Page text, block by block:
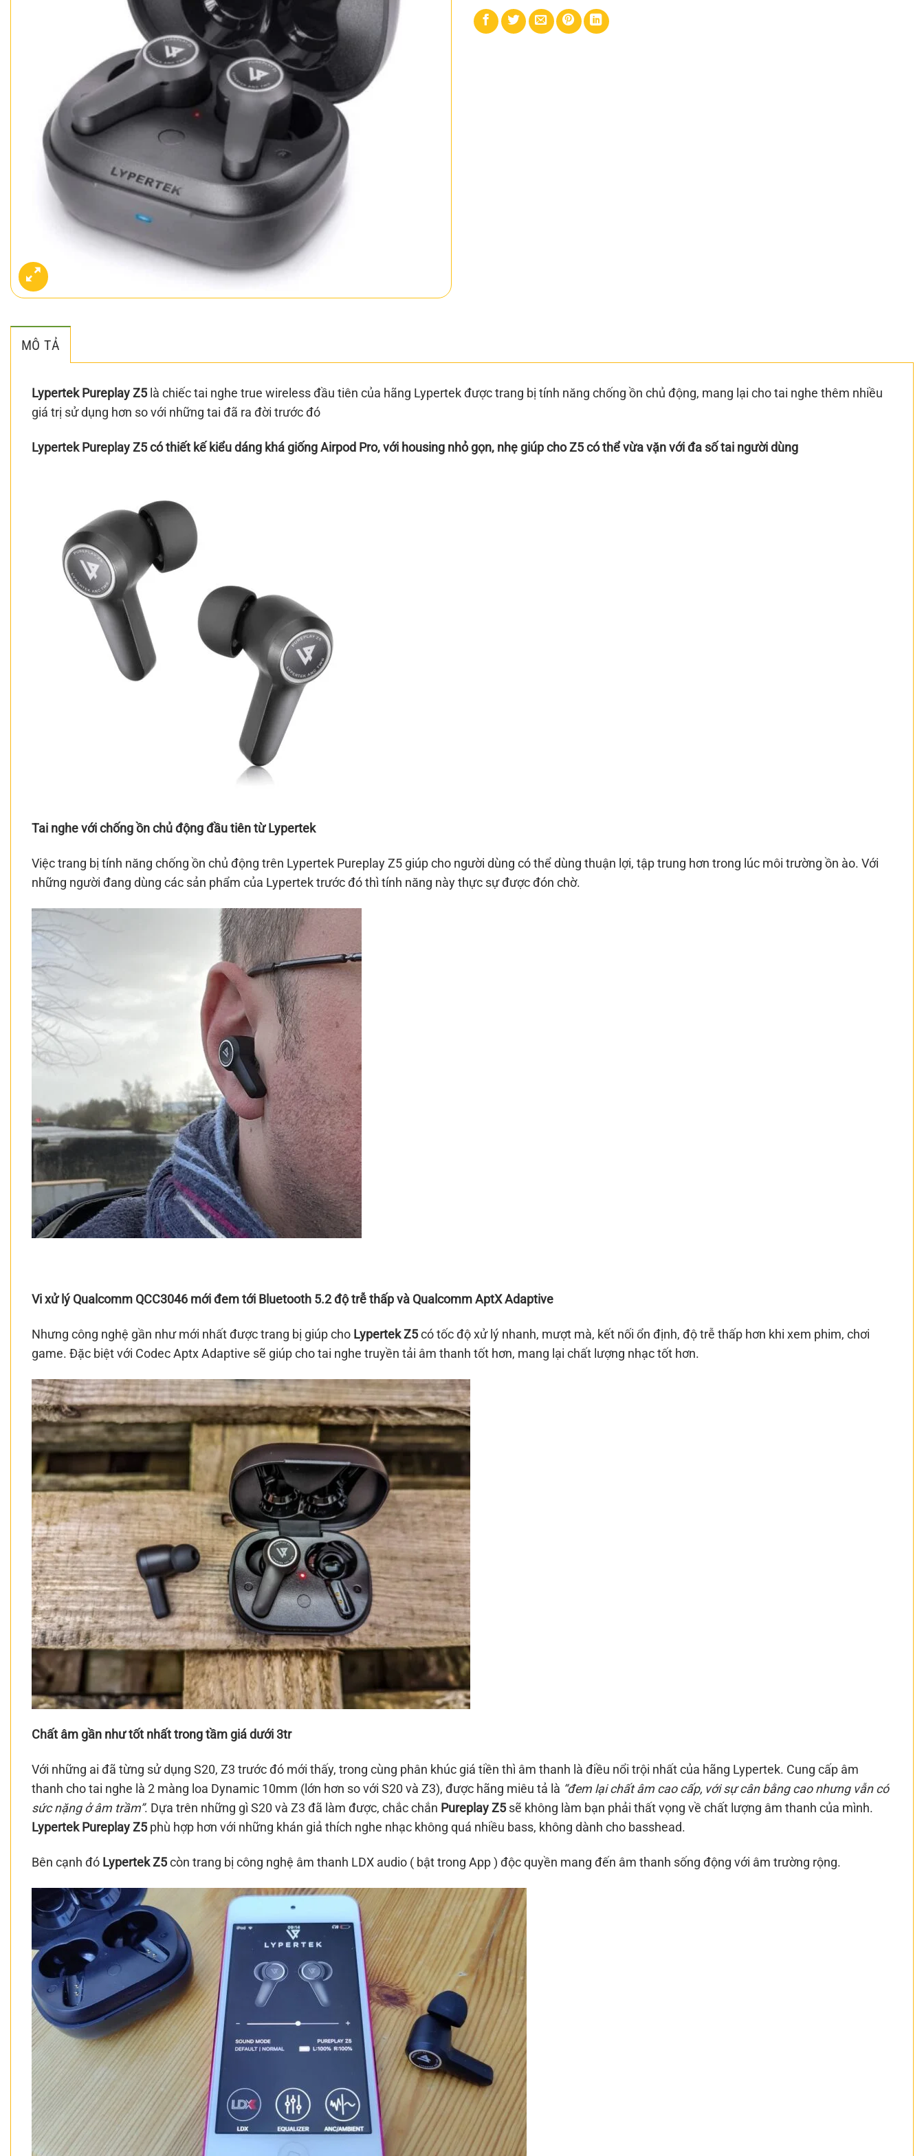
MÔ TẢ
Lypertek Pureplay Z5 là chiếc tai nghe true wireless đầu tiên của hãng Lypertek được trang bị tính năng chống ồn chủ động, mang lại cho tai nghe thêm nhiều
giá trị sử dụng hơn so với những tai đã ra đời trước đó
Lypertek Pureplay Z5 có thiết kế kiểu dáng khá giống Airpod Pro, với housing nhỏ gọn, nhẹ giúp cho Z5 có thể vừa vặn với đa số tai người dùng
Tai nghe với chống ồn chủ động đầu tiên từ Lypertek
Việc trang bị tính năng chống ồn chủ động trên Lypertek Pureplay Z5 giúp cho người dùng có thể dùng thuận lợi, tập trung hơn trong lúc môi trường ồn ào. Với
những người đang dùng các sản phẩm của Lypertek trước đó thì tính năng này thực sự được đón chờ.
Vi xử lý Qualcomm QCC3046 mới đem tới Bluetooth 5.2 độ trễ thấp và Qualcomm AptX Adaptive
Nhưng công nghệ gần như mới nhất được trang bị giúp cho Lypertek Z5 có tốc độ xử lý nhanh, mượt mà, kết nối ổn định, độ trễ thấp hơn khi xem phim, chơi
game. Đặc biệt với Codec Aptx Adaptive sẽ giúp cho tai nghe truyền tải âm thanh tốt hơn, mang lại chất lượng nhạc tốt hơn.
Chất âm gần như tốt nhất trong tầm giá dưới 3tr
Với những ai đã từng sử dụng S20, Z3 trước đó mới thấy, trong cùng phân khúc giá tiền thì âm thanh là điều nổi trội nhất của hãng Lypertek. Cung cấp âm
thanh cho tai nghe là 2 màng loa Dynamic 10mm (lớn hơn so với S20 và Z3), được hãng miêu tả là “đem lại chất âm cao cấp, với sự cân bằng cao nhưng vẫn có
sức nặng ở âm trầm”. Dựa trên những gì S20 và Z3 đã làm được, chắc chắn Pureplay Z5 sẽ không làm bạn phải thất vọng về chất lượng âm thanh của mình.
Lypertek Pureplay Z5 phù hợp hơn với những khán giả thích nghe nhạc không quá nhiều bass, không dành cho basshead.
Bên cạnh đó Lypertek Z5 còn trang bị công nghệ âm thanh LDX audio ( bật trong App ) độc quyền mang đến âm thanh sống động với âm trường rộng.